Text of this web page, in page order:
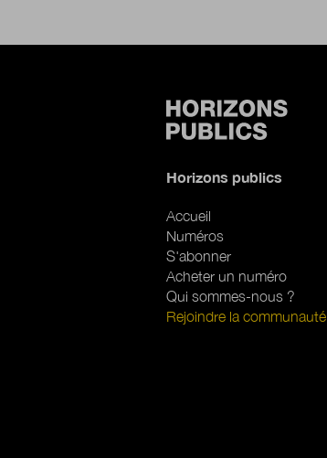
Horizons publics
Accueil
Numéros
S'abonner
Acheter un numéro
Qui sommes-nous ?
Rejoindre la communauté